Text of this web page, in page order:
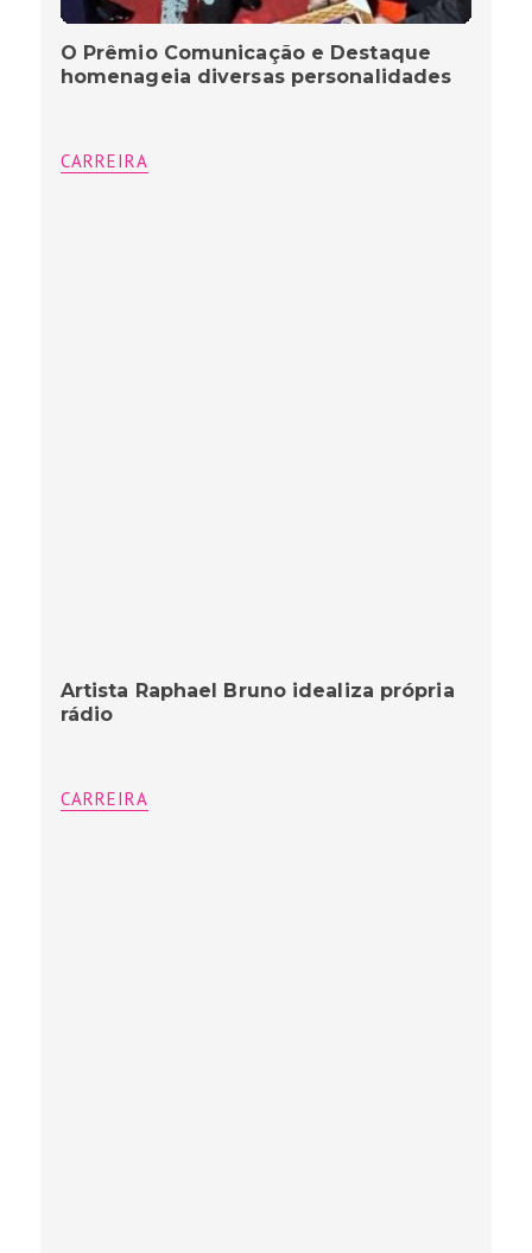
O Prêmio Comunicação e Destaque
homenageia diversas personalidades
CARREIRA
Artista Raphael Bruno idealiza própria
rádio
CARREIRA